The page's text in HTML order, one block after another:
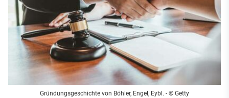
Gründungsgeschichte von Böhler, Engel, Eybl. - © Getty